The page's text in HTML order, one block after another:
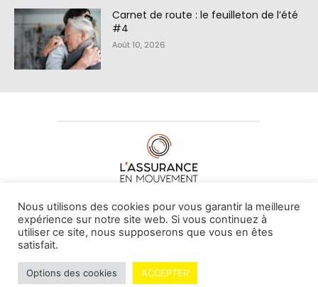
Carnet de route : le feuilleton de l’été
#4
Août 10, 2026
À PROPOS DE NOUS•CONTACT
© L'assurance en mouvement -By Vovoxx Média
Nous utilisons des cookies pour vous garantir la meilleure
expérience sur notre site web. Si vous continuez à
utiliser ce site, nous supposerons que vous en êtes
satisfait.
Options des cookies ACCEPTER